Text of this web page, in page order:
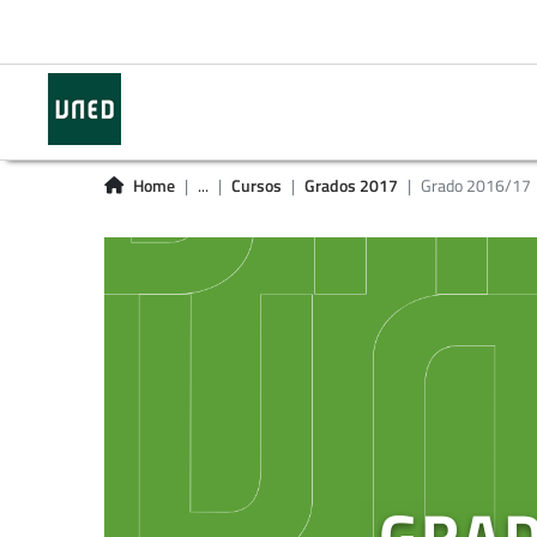
Home ... Cursos Grados 2017 Grado 2016/17